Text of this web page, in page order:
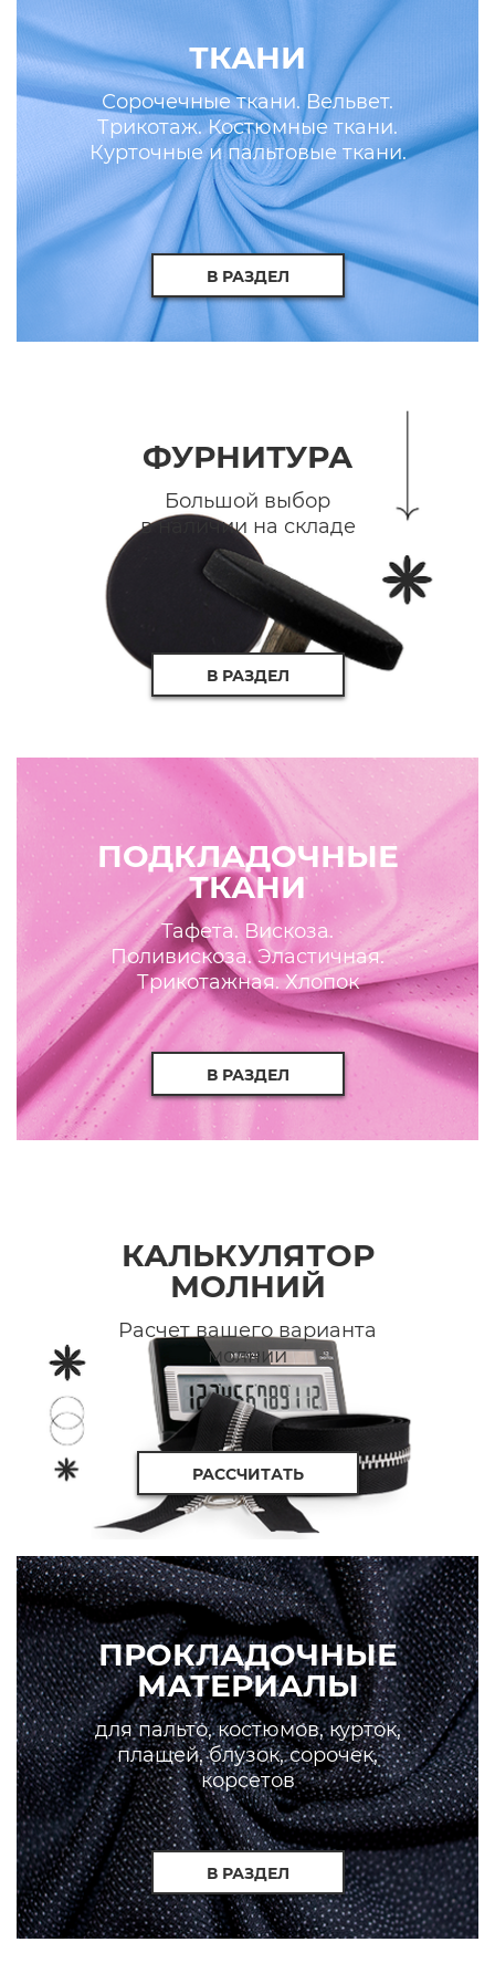
ТКАНИ
Сорочечные ткани. Вельвет.
Трикотаж. Костюмные ткани.
Курточные и пальтовые ткани.
Искусственные кожа и мех.
В РАЗДЕЛ
ФУРНИТУРА
Большой выбор
в наличии на складе
В РАЗДЕЛ
ПОДКЛАДОЧНЫЕ
ТКАНИ
Тафета. Вискоза.
Поливискоза. Эластичная.
Трикотажная. Хлопок
В РАЗДЕЛ
КАЛЬКУЛЯТОР
МОЛНИЙ
Расчет вашего варианта
молнии
РАССЧИТАТЬ
ПРОКЛАДОЧНЫЕ
МАТЕРИАЛЫ
для пальто, костюмов, курток,
плащей, блузок, сорочек,
корсетов
В РАЗДЕЛ